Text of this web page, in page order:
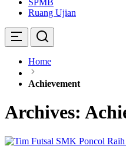
SPMB
Ruang Ujian
Home
Achievement
Archives: